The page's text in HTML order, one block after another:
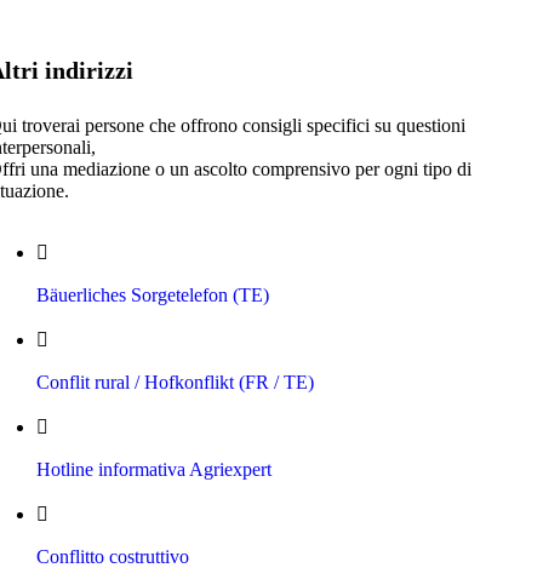
indirizzi
troverai persone che offrono consigli specifici su questioni
una mediazione o un ascolto comprensivo per ogni tipo di
Bäuerliches Sorgetelefon (TE)
Conflit rural / Hofkonflikt (FR / TE)
Hotline informativa Agriexpert
Conflitto costruttivo